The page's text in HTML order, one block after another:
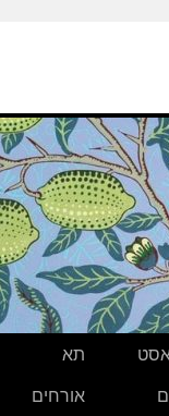
תא
אורחים